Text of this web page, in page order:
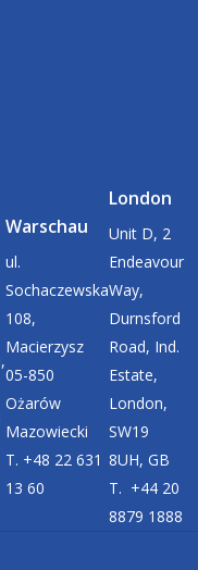
Warschau
ul.
Sochaczewska
108,
Macierzysz
05-850
Ożarów
Mazowiecki
T. +48 22 631
13 60
London
Unit D, 2
Endeavour
Way,
Durnsford
Road, Ind.
Estate,
London,
SW19
8UH, GB
T. +44 20
8879 1888